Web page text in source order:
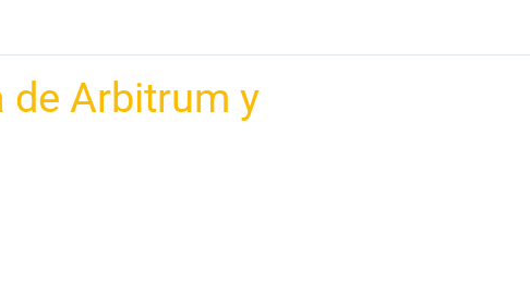
de Arbitrum y